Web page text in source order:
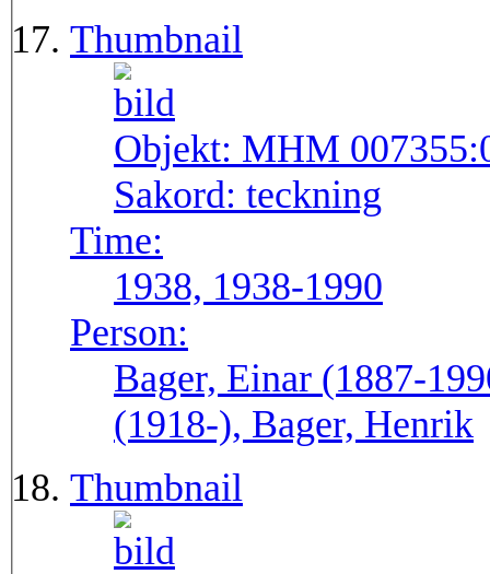
Thumbnail
Objekt: MHM
Sakord: teckning
Time:
1938, 1938-1990
Person:
Bager, Einar (1887-
(1918-), Bager, Henrik
Thumbnail